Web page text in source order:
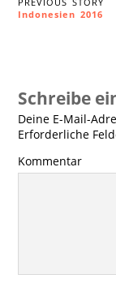
Indonesien 2016
Schreibe
Deine E-Mail-
Erforderliche
Kommentar